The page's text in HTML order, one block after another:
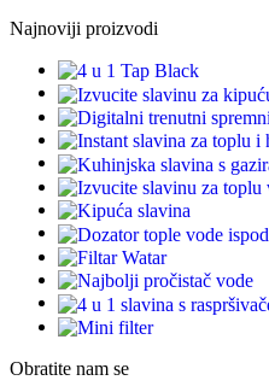
Najnoviji proizvodi
Obratite nam se